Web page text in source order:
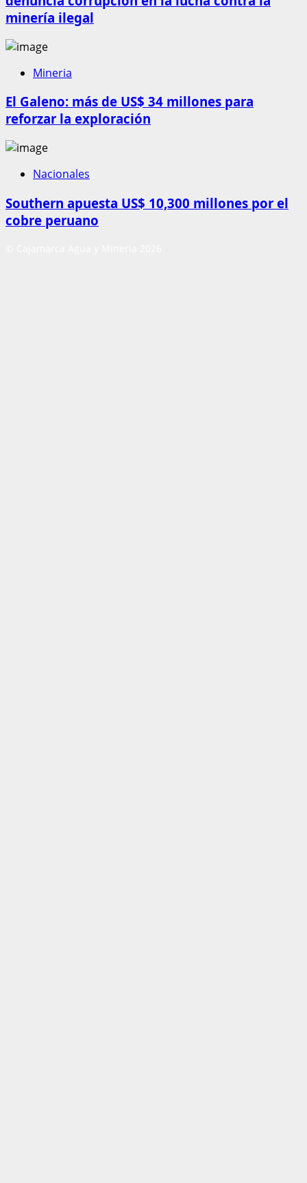
minería ilegal
Mineria
El Galeno: más de US$ 34 millones para
reforzar la exploración
Nacionales
Southern apuesta US$ 10,300 millones por el
cobre peruano